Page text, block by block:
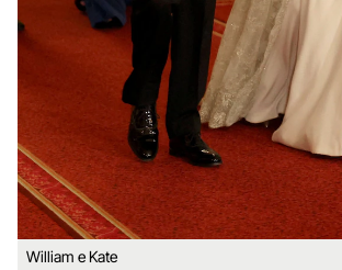
William e Kate